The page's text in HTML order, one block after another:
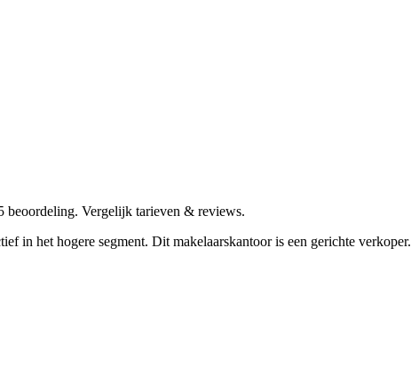
Vergelijk tarieven & reviews.
in het hogere segment. Dit makelaarskantoor is een gerichte verkoper.